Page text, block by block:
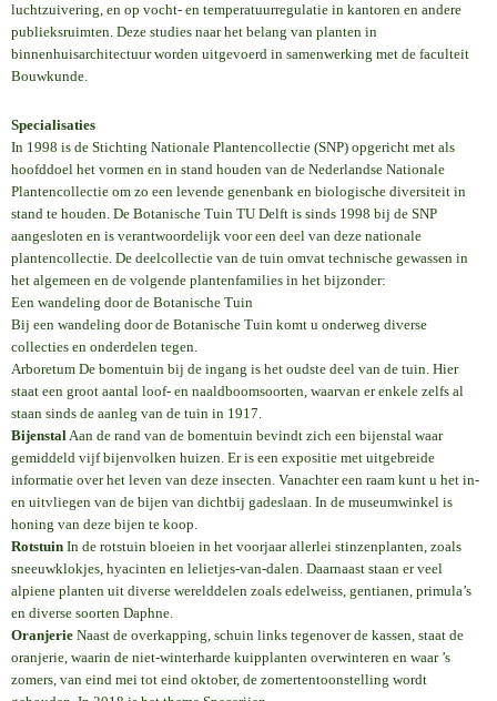
luchtzuivering, en op vocht- en temperatuurregulatie in kantoren en andere
publieksruimten. Deze studies naar het belang van planten in
binnenhuisarchitectuur worden uitgevoerd in samenwerking met de faculteit
Bouwkunde.
Specialisaties
In 1998 is de Stichting Nationale Plantencollectie (SNP) opgericht met als
hoofddoel het vormen en in stand houden van de Nederlandse Nationale
Plantencollectie om zo een levende genenbank en biologische diversiteit in
stand te houden. De Botanische Tuin TU Delft is sinds 1998 bij de SNP
aangesloten en is verantwoordelijk voor een deel van deze nationale
plantencollectie. De deelcollectie van de tuin omvat technische gewassen in
het algemeen en de volgende plantenfamilies in het bijzonder:
Een wandeling door de Botanische Tuin
Bij een wandeling door de Botanische Tuin komt u onderweg diverse
collecties en onderdelen tegen.
Arboretum De bomentuin bij de ingang is het oudste deel van de tuin. Hier
staat een groot aantal loof- en naaldboomsoorten, waarvan er enkele zelfs al
staan sinds de aanleg van de tuin in 1917.
BijenstalAan de rand van de bomentuin bevindt zich een bijenstal waar
gemiddeld vijf bijenvolken huizen. Er is een expositie met uitgebreide
informatie over het leven van deze insecten. Vanachter een raam kunt u het in-
en uitvliegen van de bijen van dichtbij gadeslaan. In de museumwinkel is
honing van deze bijen te koop.
Rotstuin In de rotstuin bloeien in het voorjaar allerlei stinzenplanten, zoals
sneeuwklokjes, hyacinten en lelietjes-van-dalen. Daarnaast staan er veel
alpiene planten uit diverse werelddelen zoals edelweiss, gentianen, primula’s
en diverse soorten Daphne.
Oranjerie Naast de overkapping, schuin links tegenover de kassen, staat de
oranjerie, waarin de niet-winterharde kuipplanten overwinteren en waar ’s
zomers, van eind mei tot eind oktober, de zomertentoonstelling wordt